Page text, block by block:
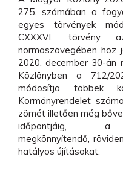
275. számában a
egyes törvények
CXXXVI.
normaszövegében
2020. december 30-án
Közlönyben a 712/
módosítja többek
Kormányrendelet
zömét illetően még
időpontjáig, a
megkönnyítendő,
hatályos újításokat: